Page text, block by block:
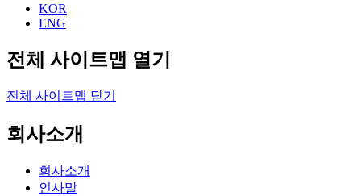
KOR
ENG
전체 사이트맵 열기
전체 사이트맵 닫기
회사소개
회사소개
인사말